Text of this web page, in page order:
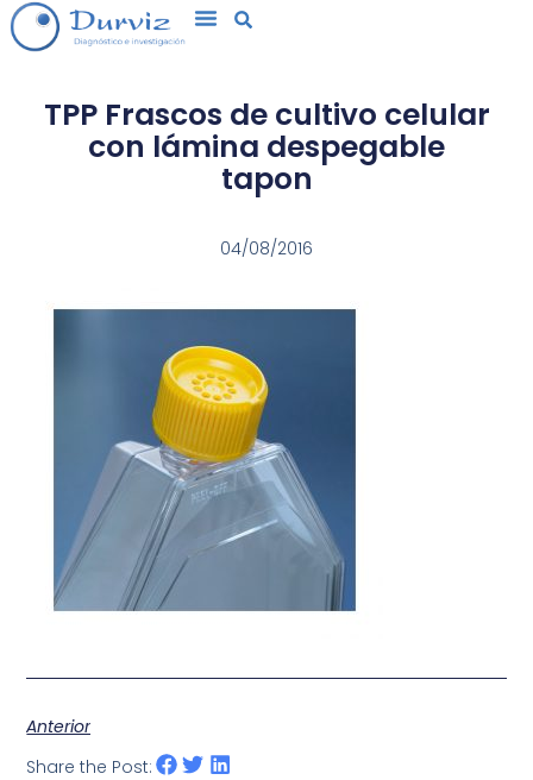
TPP Frascos de cultivo celular
con lámina despegable
tapon
04/08/2016
Anterior
Share the Post: